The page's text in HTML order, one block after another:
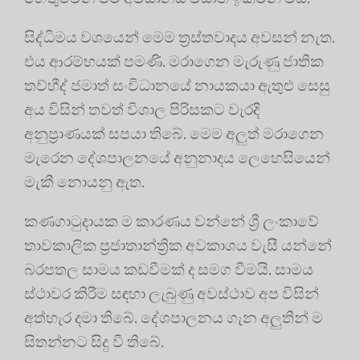
සිද්ධිමය වශයෙන් මෙම ත්‍රස්තවාදය අවසන් නැත.
එය ආරම්භයක් පමණි. මරාගෙන මැරුණු ජාතික
තව්හීද් ජමාත් සංවිධානයේ නායකයා ඇතුළු සෙසු
අය විසින් තවත් විශාල පිරිසකට වැරදි
අනුප්‍රාණයක් සපයා තිබේ. මෙම අලුත් මරාගෙන
මැරෙන දේශපාලනයේ අනුනාදය ලෙහෙසියෙන්
මැකී නොයනු ඇත.
කණගාටුදායක ම කාරණය වන්නේ ශ්‍රී ලංකාවේ
තාවකාලික ප්‍රජාතාන්ත්‍රික අවකාශය වැසී යන්නේ
බරපතල සාමය කඩවීමක් ද සමග වීමයි. සාමය
ස්ථාවර කිරීම සඳහා ලැබුණු අවස්ථාව අප විසින්
අත්හැර දමා තිබේ. දේශපාලනය ගැන අලුතින් ම
සිතන්නට සිදු වී තිබේ.